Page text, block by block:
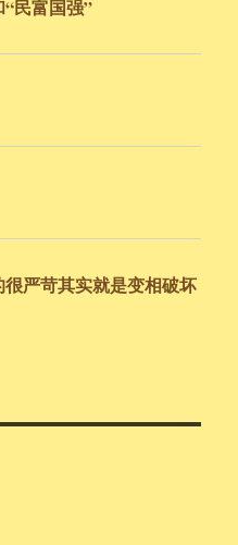
民富国强”
严苛其实就是变相破坏